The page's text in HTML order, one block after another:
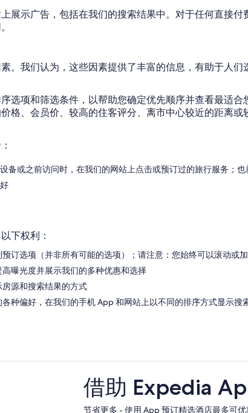
展示广告，包括在我们的搜索结果中。对于任何直接
。我们认为，这些因素提供了丰富的信息，有助于人
选项和筛选条件，以帮助您确定优先顺序并查看最适
格、会员价、较高的住客评分、离市中心较近的距离
备或之前访问时，在我们的网站上点击或预订过的旅行服务；
下权利：
订选项（并非所有可能的选项）；请注意：您始终可以滚动或
曝光度并展示我们的多种优惠和选择
源和搜索结果的方式
种偏好，在我们的手机 App 和网站上以不同的排序方式显示搜
借助 Expedia
节省更多 - 使用 App 预订精选酒店最多可